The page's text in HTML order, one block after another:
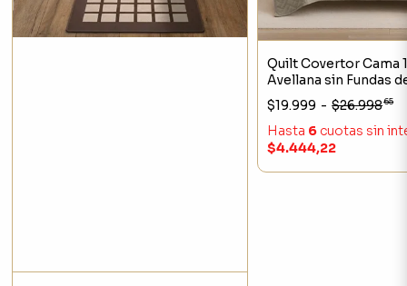
Quilt Covertor Cama
Avellana sin Fundas
$19.999 - $26.99865
Hasta 6 cuotas sin
$4.444,22